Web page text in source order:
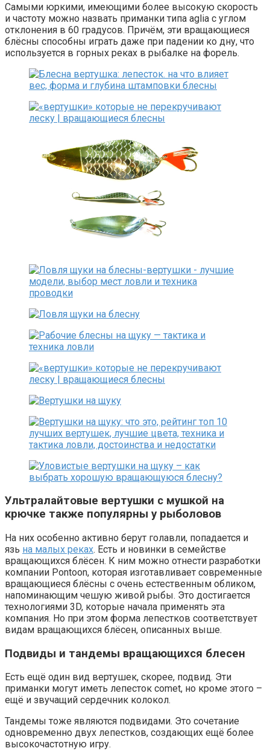
Самыми юркими, имеющими более высокую скорость
и частоту можно назвать приманки типа aglia с углом
отклонения в 60 градусов. Причём, эти вращающиеся
блёсны способны играть даже при падении ко дну, что
используется в горных реках в рыбалке на форель.
Ультралайтовые вертушки с мушкой на
крючке также популярны у рыболовов
На них особенно активно берут голавли, попадается и
язь на малых реках. Есть и новинки в семействе
вращающихся блёсен. К ним можно отнести разработки
компании Pontoon, которая изготавливает современные
вращающиеся блёсны с очень естественным обликом,
напоминающим чешую живой рыбы. Это достигается
технологиями 3D, которые начала применять эта
компания. Но при этом форма лепестков соответствует
видам вращающихся блёсен, описанных выше.
Подвиды и тандемы вращающихся блесен
Есть ещё один вид вертушек, скорее, подвид. Эти
приманки могут иметь лепесток comet, но кроме этого –
ещё и звучащий сердечник колокол.
Тандемы тоже являются подвидами. Это сочетание
одновременно двух лепестков, создающих ещё более
высокочастотную игру.